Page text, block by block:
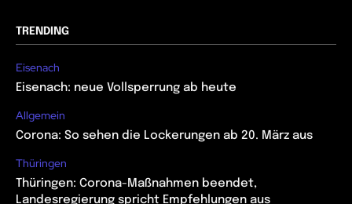
TRENDING
Eisenach
Eisenach: neue Vollsperrung ab heute
Allgemein
Corona: So sehen die Lockerungen ab 20. März aus
Thüringen
Thüringen: Corona-Maßnahmen beendet,
Landesregierung spricht Empfehlungen aus